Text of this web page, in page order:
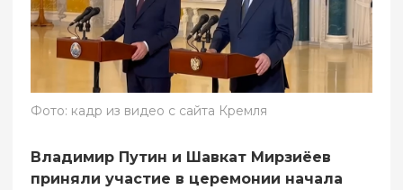
Фото: кадр из видео с сайта Кремля
Владимир Путин и Шавкат Мирзиёев
приняли участие в церемонии начала